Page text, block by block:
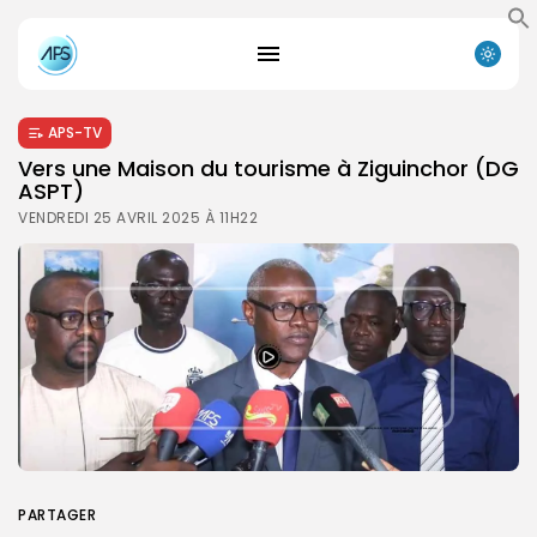
APS-TV
Vers une Maison du tourisme à Ziguinchor (DG
ASPT)
VENDREDI 25 AVRIL 2025 À 11H22
PARTAGER